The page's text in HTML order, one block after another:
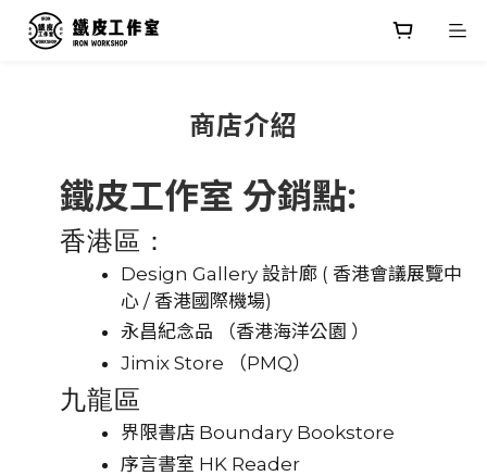
商店介紹
鐵皮工作室 分銷點:
香港區：
Design Gallery 設計廊 ( 香港會議展覽中
心 / 香港國際機場)
永昌紀念品 （香港海洋公園 ）
Jimix Store （PMQ）
九龍區
界限書店 Boundary Bookstore
序言書室 HK Reader